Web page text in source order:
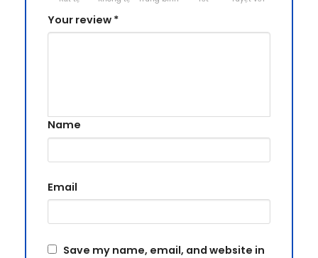
Your review *
Name
Email
Save my name, email, and website in